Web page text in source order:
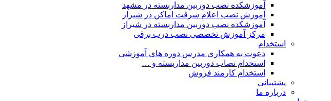
آموزشکده نصب دوربین مداربسته در مشهد
آموزش نصب اعلام سرقت اماکن در شیراز
آموزشکده نصب دوربین مداربسته در شیراز
مرکز آموزش تخصصی نصب درب برقی
استخدام
دعوت به همکاری مدرس دوره های آموزشی
استخدام نصاب دوربین مداربسته و …
استخدام کارمند فروش
پشتیبانی
درباره ما